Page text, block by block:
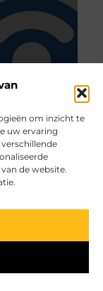
om inzicht te
uw ervaring
de website.